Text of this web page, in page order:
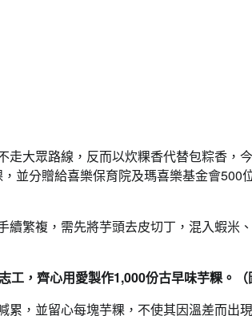
走大眾路線，反而以炊粿香代替包粽香，
並分贈給喜樂保育院及瑪喜樂基金會500
續繁複，需先將芋頭去皮切丁，混入蝦米
工，齊心用愛製作1,000份古早味芋粿。（
累，並留心每塊芋粿，不使其因溫差而出